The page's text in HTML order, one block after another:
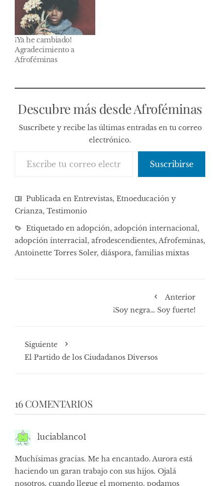
¡Ya he cambiado!
Agradecimiento a
Afroféminas
Descubre más desde Afroféminas
Suscríbete y recibe las últimas entradas en tu correo
electrónico.
Suscribirse
Publicada en Entrevistas, Etnoeducación y
Crianza, Testimonio
Etiquetado en adopción, adopción internacional,
adopción interracial, afrodescendientes, Afrofeminas,
Antoinette Torres Soler, diáspora, familias mixtas
Anterior
¡Soy negra… Soy fuerte!
Siguiente
El Partido de los Ciudadanos Diversos
16 COMENTARIOS
luciablanco1
Muchísimas gracias. Me ha encantado. Aurora está
haciendo un garan trabajo con sus hijos. Ojalá
nosotros, cuando llegue el momento, podamos